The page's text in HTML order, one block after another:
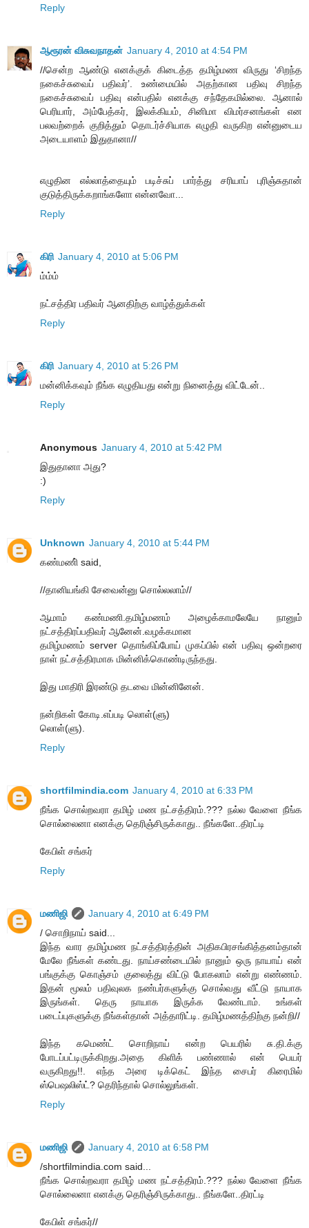
Reply
ஆரூரன் விசுவநாதன் January 4, 2010 at 4:54 PM
//சென்ற ஆண்டு எனக்குக் கிடைத்த தமிழ்மண விருது ‘சிறந்த
நகைச்சுவைப் பதிவர்’. உண்மையில் அதற்கான பதிவு சிறந்த
நகைச்சுவைப் பதிவு என்பதில் எனக்கு சந்தேகமில்லை. ஆனால்
பெரியார், அம்பேத்கர், இலக்கியம், சினிமா விமர்சனங்கள் என
பலவற்றைக் குறித்தும் தொடர்ச்சியாக எழுதி வருகிற என்னுடைய
அடையாளம் இதுதானா//
எழுதின எல்லாத்தையும் படிச்சுப் பார்த்து சரியாப் புரிஞ்சுதான்
குடுத்திருக்கறாங்களோ என்னவோ...
Reply
கிரி January 4, 2010 at 5:06 PM
ம்ம்ம்
நட்சத்திர பதிவர் ஆனதிற்கு வாழ்த்துக்கள்
Reply
கிரி January 4, 2010 at 5:26 PM
மன்னிக்கவும் நீங்க எழுதியது என்று நினைத்து விட்டேன்..
Reply
Anonymous January 4, 2010 at 5:42 PM
இதுதானா அது?
:)
Reply
Unknown January 4, 2010 at 5:44 PM
கண்மணி் said,
//தானியங்கி சேவைன்னு சொல்லலாம்//
ஆமாம் கண்மணி.தமிழ்மணம் அழைக்காமலேயே நானும்
நட்சத்திரப்பதிவர் ஆனேன்.வழக்கமான
தமிழ்மணம் server தொங்கிப்போய் முகப்பில் என் பதிவு ஒன்றரை
நாள் நட்சத்திரமாக மின்னிக்கொண்டிருந்தது.
இது மாதிரி இரண்டு தடவை மின்னினேன்.
நன்றிகள் கோடி.எப்படி லொள்(ளு)
லொள்(ளு).
Reply
shortfilmindia.com January 4, 2010 at 6:33 PM
நீங்க சொல்றவரா தமிழ் மண நட்சத்திரம்.??? நல்ல வேளை நீங்க
சொல்லைனா எனக்கு தெரிஞ்சிருக்காது.. நீங்களே..திரட்டி
கேபிள் சங்கர்
Reply
மணிஜி
January 4, 2010 at 6:49 PM
/ சொறிநாய் said...
இந்த வார தமிழ்மண நட்சத்திரத்தின் அதிகபிரசங்கித்தனம்தான்
மேலே நீங்கள் கண்டது. நாய்சண்டையில் நானும் ஒரு நாயாய் என்
பங்குக்கு கொஞ்சம் குலைத்து விட்டு போகலாம் என்று எண்ணம்.
இதன் மூலம் பதிவுலக நண்பர்களுக்கு சொல்வது வீட்டு நாயாக
இருங்கள். தெரு நாயாக இருக்க வேண்டாம். உங்கள்
படைப்புகளுக்கு நீங்கள்தான் அத்தாரிட்டி. தமிழ்மணத்திற்கு நன்றி//
இந்த கமெண்ட் சொறிநாய் என்ற பெயரில் சு.தி.க்கு
போடப்பட்டிருக்கிறது.அதை கிளிக் பண்ணால் என் பெயர்
வருகிறது!!. எந்த அரை டிக்கெட் இந்த சைபர் கிரைமில்
ஸ்பெஷலிஸ்ட்? தெரிந்தால் சொல்லுங்கள்.
Reply
மணிஜி
January 4, 2010 at 6:58 PM
/shortfilmindia.com said...
நீங்க சொல்றவரா தமிழ் மண நட்சத்திரம்.??? நல்ல வேளை நீங்க
சொல்லைனா எனக்கு தெரிஞ்சிருக்காது.. நீங்களே..திரட்டி
கேபிள் சங்கர்//